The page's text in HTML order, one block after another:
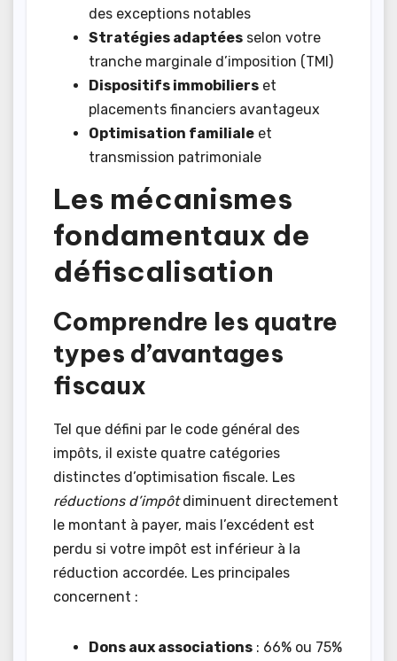
des exceptions notables
Stratégies adaptées selon votre
tranche marginale d’imposition (TMI)
Dispositifs immobiliers et
placements financiers avantageux
Optimisation familiale et
transmission patrimoniale
Les mécanismes
fondamentaux de
défiscalisation
Comprendre les quatre
types d’avantages
fiscaux
Tel que défini par le code général des
impôts, il existe quatre catégories
distinctes d’optimisation fiscale. Les
réductions d’impôtdiminuent directement
le montant à payer, mais l’excédent est
perdu si votre impôt est inférieur à la
réduction accordée. Les principales
concernent :
Dons aux associations : 66% ou 75%